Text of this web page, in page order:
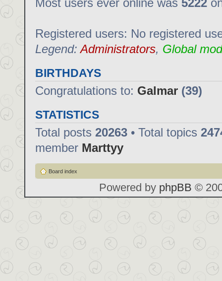
Registered users: No registered
Legend:Administrators, Global
BIRTHDAYS
Congratulations to: Galmar (39)
STATISTICS
Total posts 20263 • Total topics
member Marttyy
Board index
Powered by phpBB ©